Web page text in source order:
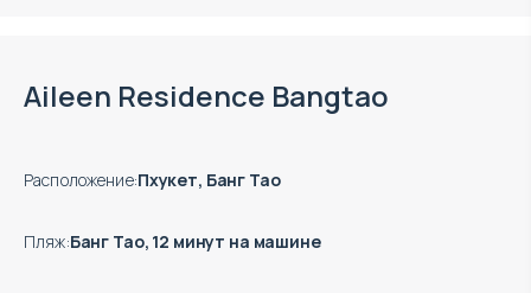
Aileen Residence Bangtao
Расположение:Пхукет, Банг Тао
Пляж:Банг Тао, 12 минут на машине